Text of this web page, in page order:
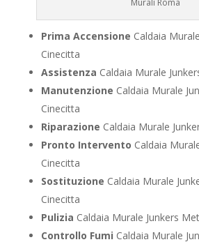
Murali Roma
Prima Accensione Caldaia
Cinecitta
Assistenza Caldaia Murale
Manutenzione Caldaia Murale
Cinecitta
Riparazione Caldaia Murale
Pronto Intervento Caldaia
Cinecitta
Sostituzione Caldaia Murale
Cinecitta
Pulizia Caldaia Murale Junkers
Controllo Fumi Caldaia Murale